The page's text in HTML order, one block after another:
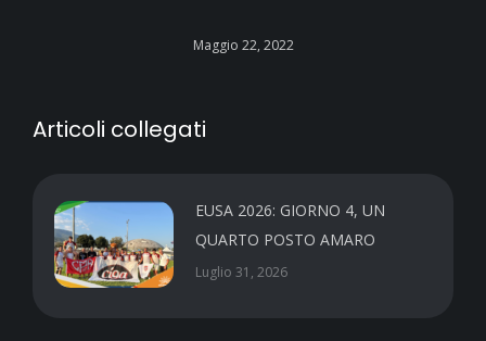
Maggio 22, 2022
Articoli collegati
EUSA 2026: GIORNO 4, UN
QUARTO POSTO AMARO
Luglio 31, 2026